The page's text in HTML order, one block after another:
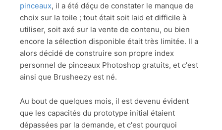
pinceaux, il a été déçu de constater le manque de
choix sur la toile ; tout était soit laid et difficile à
utiliser, soit axé sur la vente de contenu, ou bien
encore la sélection disponible était très limitée. Il a
alors décidé de construire son propre index
personnel de pinceaux Photoshop gratuits, et c'est
ainsi que Brusheezy est né.
Au bout de quelques mois, il est devenu évident
que les capacités du prototype initial étaient
dépassées par la demande, et c'est pourquoi